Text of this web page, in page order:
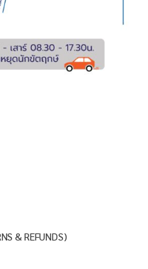
& REFUNDS)